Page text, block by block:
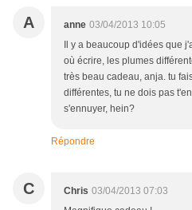
A anne 03/04/2013 10:05
Il y a beaucoup d'idées que
où écrire, les plumes
très beau cadeau, anja. tu
différentes, tu ne dois pas
s'ennuyer, hein?
Répondre
C Chris 03/04/2013 07:03